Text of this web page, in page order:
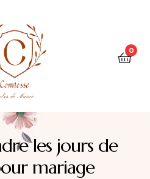
0
les jours de
mariage